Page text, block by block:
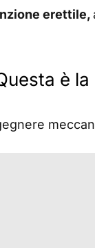
erettile,
è